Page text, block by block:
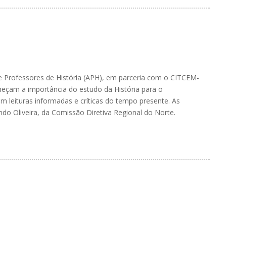
de História (APH), em parceria com o CITCEM-
a importância do estudo da História para o
leituras informadas e críticas do tempo presente. As
Oliveira, da Comissão Diretiva Regional do Norte.